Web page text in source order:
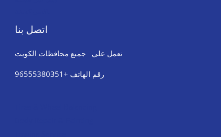
اتصل بنا
نعمل علي جميع محافظات الكويت
رقم الهاتف +96555380351